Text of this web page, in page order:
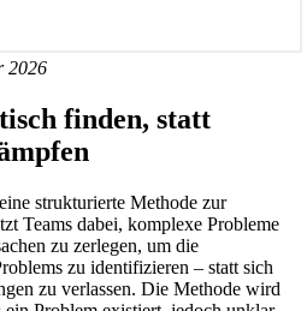
2026
finden, statt
strukturierte Methode zur
Teams dabei, komplexe Probleme
zu zerlegen, um die
zu identifizieren – statt sich
zu verlassen. Die Methode wird